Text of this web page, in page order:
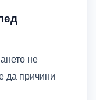
не
да причини